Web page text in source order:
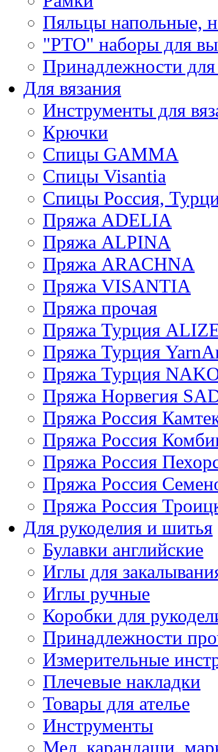
Пяльцы напольные,
"РТО" наборы для
Принадлежности
Для вязания
Инструменты для
Крючки
Спицы GAMMA
Спицы Visantia
Спицы Россия,
Пряжа ADELIA
Пряжа ALPINA
Пряжа ARACHNA
Пряжа VISANTIA
Пряжа прочая
Пряжа Турция
Пряжа Турция
Пряжа Турция
Пряжа Норвегия
Пряжа Россия
Пряжа Россия
Пряжа Россия
Пряжа Россия
Пряжа Россия
Для рукоделия и шитья
Булавки английские
Иглы для
Иглы ручные
Коробки для
Принадлежности
Измерительные
Плечевые накладки
Товары для ателье
Инструменты
Мел, карандаши,